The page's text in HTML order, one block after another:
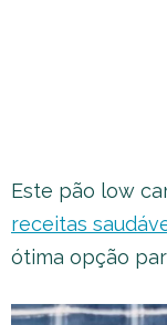
Este pão low
receitas
ótima opção